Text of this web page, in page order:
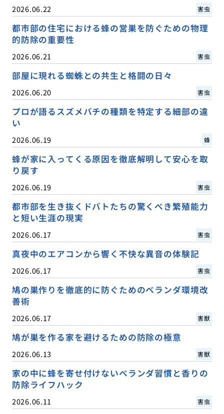
2026.06.22 害虫
都市部の住宅における蜂の営巣を防ぐための物理
的防除の重要性
2026.06.21 害虫
部屋に現れる蜘蛛との共生と格闘の日々
2026.06.20 害虫
プロが語るスズメバチの種類を特定する細部の違
い
2026.06.19 蜂
蜂が家に入ってくる原因を徹底解明して安心を取
り戻す
2026.06.19 害虫
都市部を生き抜くドバトたちの驚くべき繁殖能力
と短い生涯の現実
2026.06.17 害虫
真夜中のエアコンから響く不快な異音の体験記
2026.06.17 害虫
鳩の巣作りを徹底的に防ぐためのベランダ環境改
善術
2026.06.17 害獣
鳩が巣を作る家を避けるための防除の極意
2026.06.13 害獣
家の中に蜂を寄せ付けないベランダ習慣と香りの
防除ライフハック
2026.06.11 害虫